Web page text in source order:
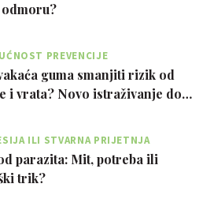
PREVENCIJE
guma smanjiti rizik od
i vrata? Novo istraživanje do…
ILI STVARNA PRIJETNJA
parazita: Mit, potreba ili
trik?